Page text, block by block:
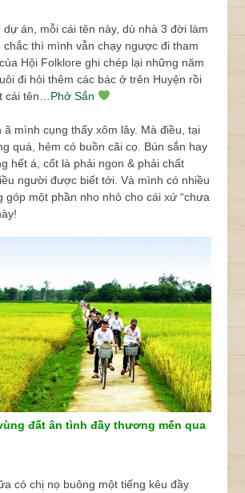
dự án, mỗi cái tên này, dù nhà 3 đời làm
chắc thì mình vẫn chạy ngược đi tham
Hội Folklore ghi chép lại những năm
đi hỏi thêm các bác ở trên Huyện rồi
cái tên… Phở Sắn
ã mình cụng thấy xôm lây. Mà điều, tại
quá, hẻm có buồn cãi cọ. Bún sắn hay
hết á, cốt là phải ngon & phải chất
người được biết tới. Và mình có nhiều
góp một phần nho nhỏ cho cái xứ “chưa
đất ân tình đầy thương mến qua
có chị nọ buông một tiếng kêu đầy